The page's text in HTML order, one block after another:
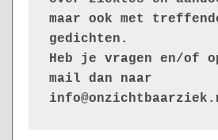
maar ook met
gedichten.
Heb je vragen en/of
mail dan naar